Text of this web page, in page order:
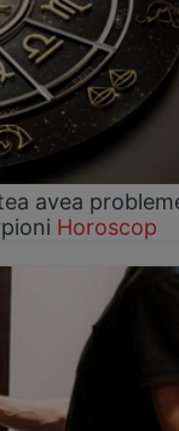
avea
Horoscop